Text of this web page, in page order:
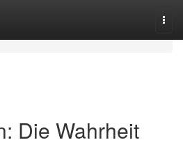
Die Wahrheit